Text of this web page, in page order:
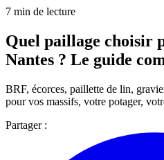
7 min de lecture
Quel paillage choisir
Nantes ? Le guide
BRF, écorces, paillette de lin,
pour vos massifs, votre potager,
Partager :